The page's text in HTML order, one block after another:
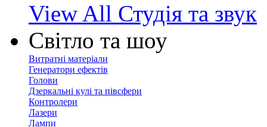
View All Студія та звук
Світло та шоу
Витратні матеріали
Генератори ефектів
Голови
Дзеркальні кулі та півсфери
Контролери
Лазери
Лампи